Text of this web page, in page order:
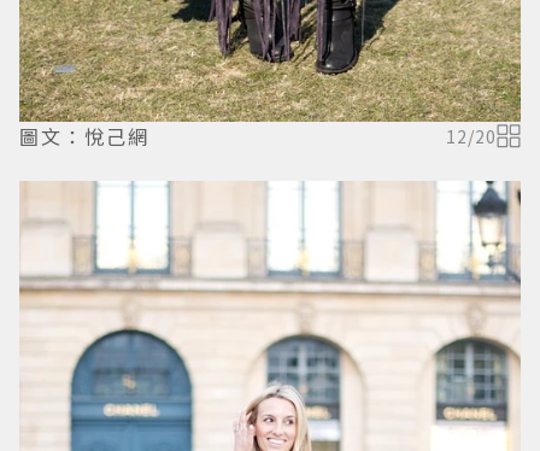
圖文：悅己網 12/20